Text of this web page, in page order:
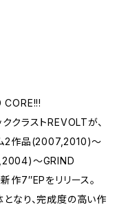
クラストREVOLTが、
2作品(2007,2010)～
～GRIND
作7″EPをリリース。
なり、完成度の高い作